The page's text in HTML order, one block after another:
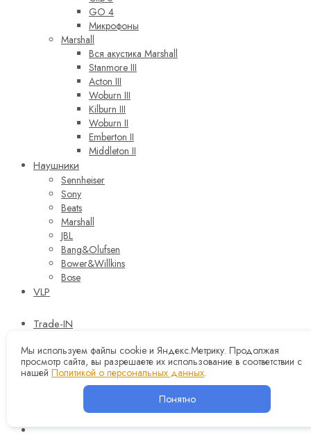
GO 4
Микрофоны
Marshall
Вся акустика Marshall
Stanmore III
Acton III
Woburn III
Kilburn III
Woburn II
Emberton II
Middleton II
Наушники
Sennheiser
Sony
Beats
Marshall
JBL
Bang&Olufsen
Bower&Willkins
Bose
VLP
Trade-IN
Контакты
Корзина 0
Мы используем файлы cookie и Яндекс.Метрику. Продолжая
просмотр сайта, вы разрешаете их использование в соответствии с
нашей Политикой о персональных данных.
Понятно